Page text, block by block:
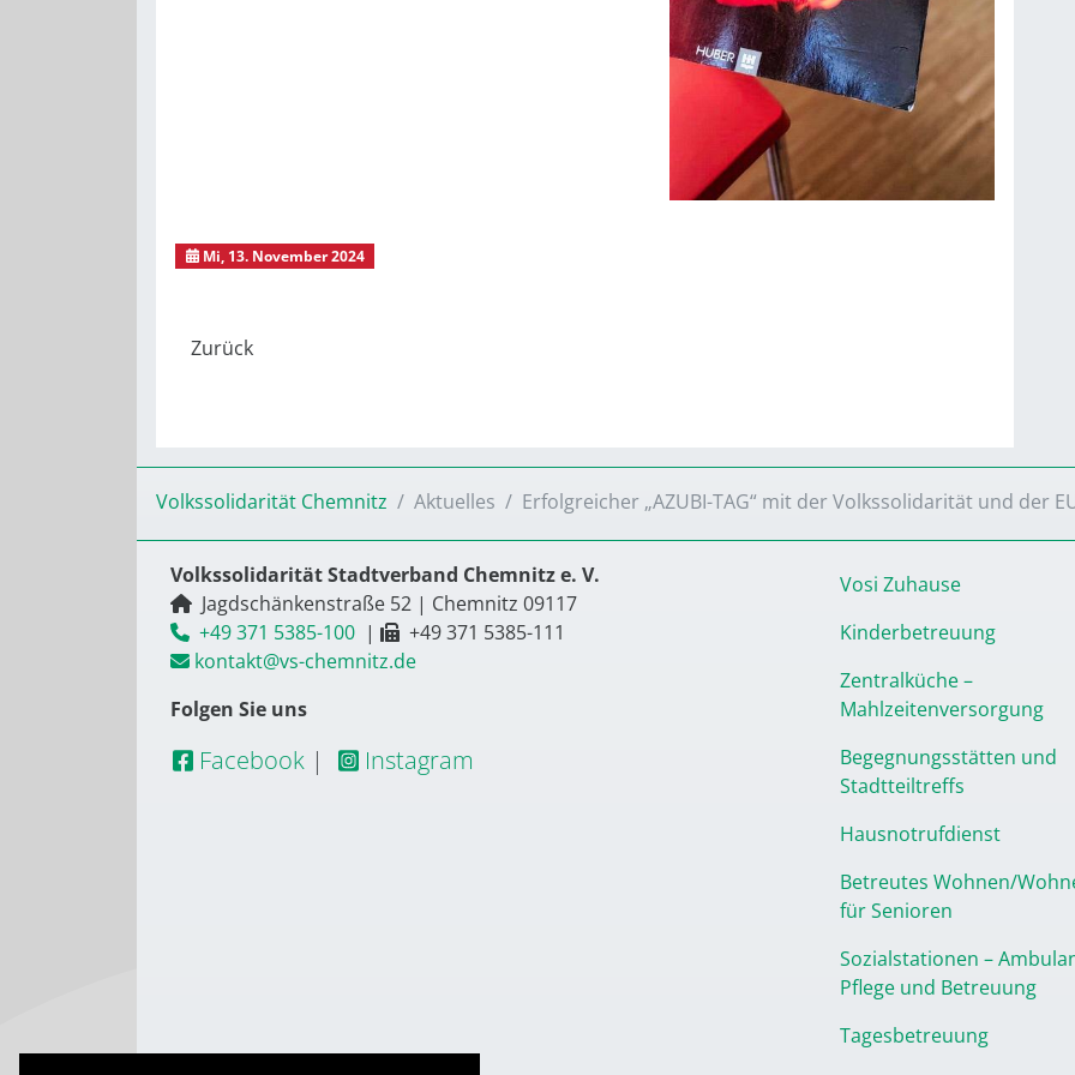
Mi, 13. November 2024
Volkssolidarität Chemnitz Aktuelles Erfolgreicher „AZUBI-TAG“ mit der Volkssolidarität und der
Volkssolidarität Stadtverband Chemnitz e. V.
Jagdschänkenstraße 52 | Chemnitz 09117
+49 371 5385-100 |
+49 371 5385-111
kontakt@vs-chemnitz.de
Folgen Sie uns
Facebook | Instagram
Vosi Zuhause
Kinderbetreuung
Zentralküche –
Mahlzeitenversorgung
Begegnungsstätten und
Stadtteiltreffs
Hausnotrufdienst
Betreutes Wohnen/
für Senioren
Sozialstationen –
Pflege und Betreuung
Tagesbetreuung